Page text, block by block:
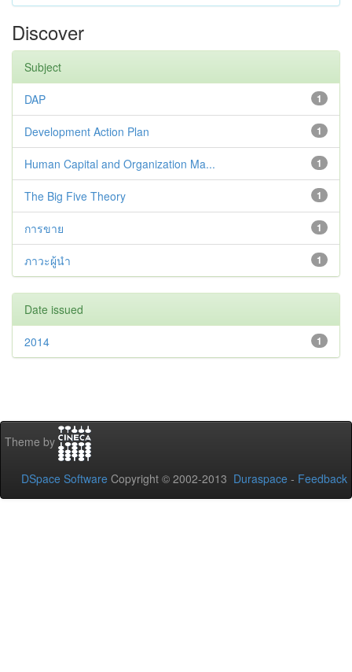
Discover
Subject
1
DAP
1
Development Action Plan
1
Human Capital and Organization Ma...
1
The Big Five Theory
1
การขาย
1
ภาวะผู้นำ
Date issued
1
2014
Theme by
DSpace Software Copyright © 2002-2013 Duraspace - Feedback